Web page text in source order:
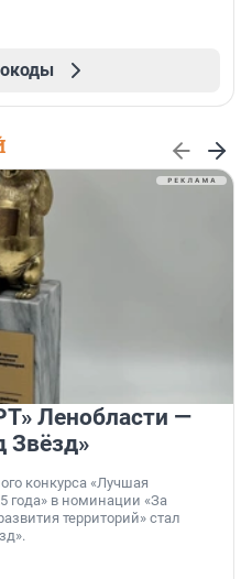
Ленобласти —
Звёзд»
конкурса «Лучшая
года» в номинации «За
территорий» стал